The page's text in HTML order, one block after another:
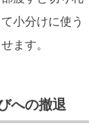
小分けに使う
ます。
への撤退